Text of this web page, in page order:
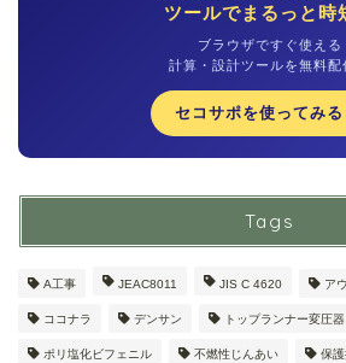
ツールでまるっと時
ブラウザですぐ使える
計算・設計ツールを無料配
セコサポを使ってみ
Tags
A工事 JEAC8011 JIS C 4620 ア
ココナラ デンサン トップランナー変圧器
ポリ塩化ビフェニル 不燃性じんあい 保